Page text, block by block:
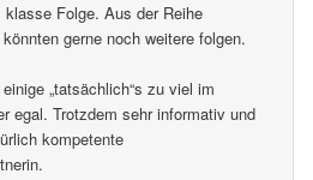
klasse Folge. Aus der Reihe
könnten gerne noch weitere folgen.
„tatsächlich“s zu viel im
egal. Trotzdem sehr informativ und
kompetente